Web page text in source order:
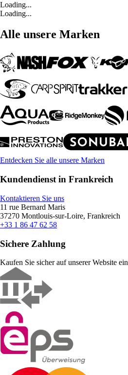
Loading...
Loading...
Alle unsere Marken
Entdecken Sie alle unsere Marken
Kundendienst in Frankreich
Kontaktieren Sie uns
11 rue Bernard Maris
37270 Montlouis-sur-Loire, Frankreich
+33 1 86 47 62 58
Sichere Zahlung
Kaufen Sie sicher auf unserer Website ein